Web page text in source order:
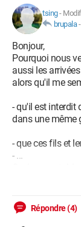
tsing-
brupala-
Bonjour,
Pourquoi nous
aussi les
alors qu'il me
- qu'il est interdit
dans une même
- que ces fils et
- ...
Or, dans un
Et quand les fils
Merci de
Répondre (4)